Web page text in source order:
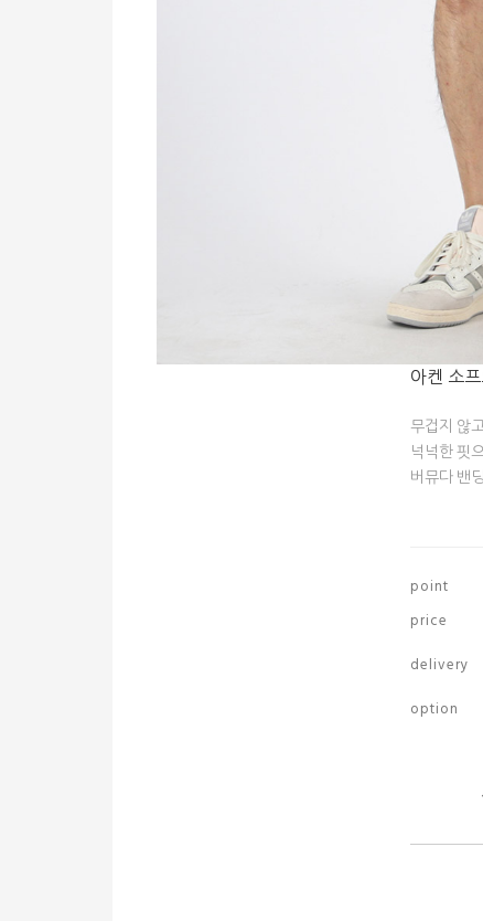
아켄 소
무겁지 않
넉넉한 핏
버뮤다 밴
p o i n t
p r i c e
d e l i v e r y
o p t i o n